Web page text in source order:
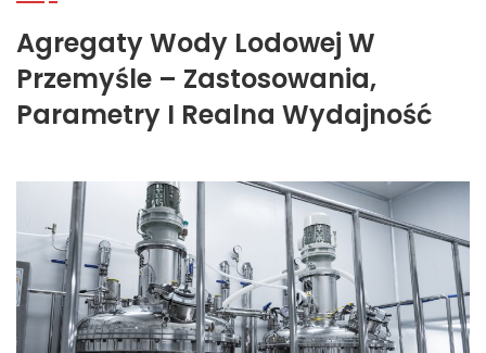
Agregaty Wody Lodowej W
Przemyśle – Zastosowania,
Parametry I Realna Wydajność